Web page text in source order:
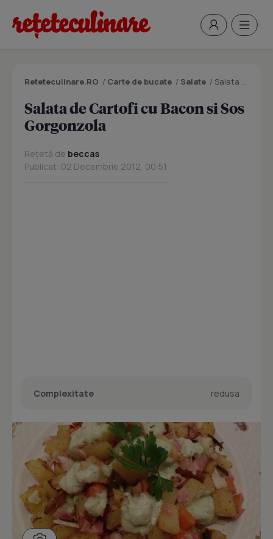
Reteteculinare.RO / Carte de bucate / Salate / Salata de Cartofi cu Bacon si Sos Gorgonzola
Salata de Cartofi cu Bacon si Sos
Gorgonzola
Rețetă de beccas
Publicat: 02 Decembrie 2012, 00:51
Complexitate redusa